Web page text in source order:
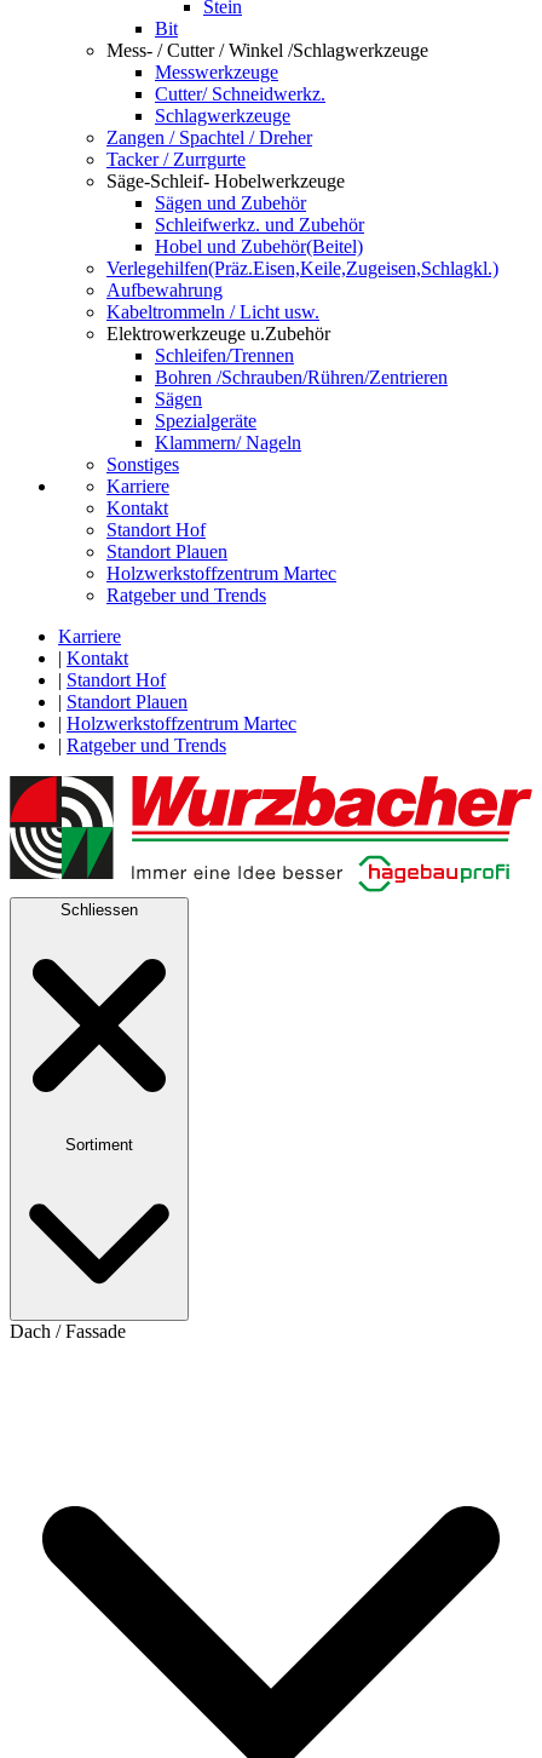
Stein
Bit
Mess- / Cutter / Winkel /Schlagwerkzeuge
Messwerkzeuge
Cutter/ Schneidwerkz.
Schlagwerkzeuge
Zangen / Spachtel / Dreher
Tacker / Zurrgurte
Säge-Schleif- Hobelwerkzeuge
Sägen und Zubehör
Schleifwerkz. und Zubehör
Hobel und Zubehör(Beitel)
Verlegehilfen(Präz.Eisen,Keile,Zugeisen,Schlagkl.)
Aufbewahrung
Kabeltrommeln / Licht usw.
Elektrowerkzeuge u.Zubehör
Schleifen/Trennen
Bohren /Schrauben/Rühren/Zentrieren
Sägen
Spezialgeräte
Klammern/ Nageln
Sonstiges
Karriere
Kontakt
Standort Hof
Standort Plauen
Holzwerkstoffzentrum Martec
Ratgeber und Trends
Karriere
| Kontakt
| Standort Hof
| Standort Plauen
| Holzwerkstoffzentrum Martec
| Ratgeber und Trends
Schliessen
Sortiment
Dach / Fassade